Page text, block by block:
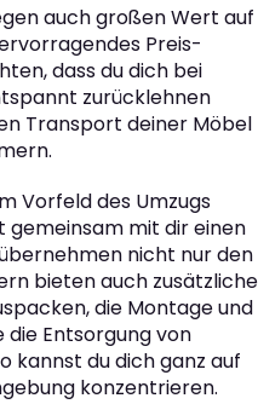
auch großen Wert auf
Preis-
dass du dich bei
zurücklehnen
Transport deiner Möbel
Vorfeld des Umzugs
gemeinsam mit dir einen
nicht nur den
bieten auch zusätzliche
die Montage und
Entsorgung von
kannst du dich ganz auf
konzentrieren.